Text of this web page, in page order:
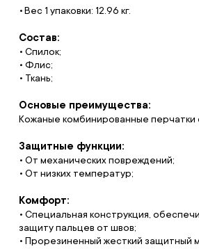
Вес 1 упаковки: 12.96 кг.
Состав:
• Спилок;
• Флис;
• Ткань;
Основые преимущества:
Кожаные комбинированные перчатки
Защитные функции:
• От механических повреждений;
• От низких температур;
Комфорт:
• Специальная конструкция,
защиту пальцев от швов;
• Прорезиненный жесткий защитный